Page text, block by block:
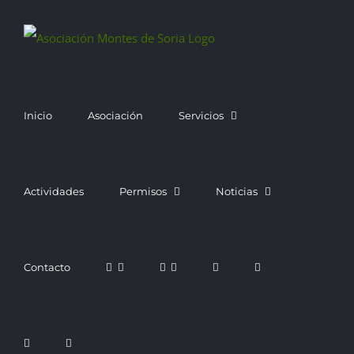
Inicio Asociación Servicios
Actividades Permisos Noticias
Contacto